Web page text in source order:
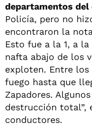
departamentos del
Policía, pero no
encontraron la
Esto fue a la 1, a
nafta abajo de los
exploten. Entre los
fuego hasta que
Zapadores.
destrucción total”,
conductores.